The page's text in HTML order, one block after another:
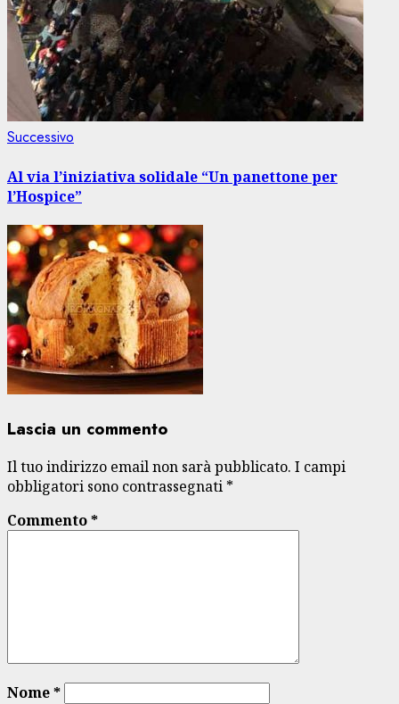
Successivo
Al via l’iniziativa solidale “Un panettone per
l’Hospice”
Lascia un commento
Il tuo indirizzo email non sarà pubblicato. I campi
obbligatori sono contrassegnati *
Commento*
Nome*